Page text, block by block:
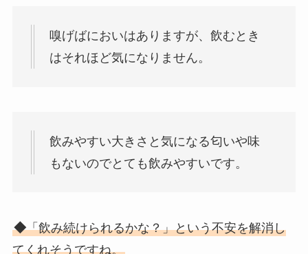
嗅げばにおいはありますが、飲むとき
はそれほど気になりません。
飲みやすい大きさと気になる匂いや味
もないのでとても飲みやすいです。
◆「飲み続けられるかな？」という不安を解消し
てくれそうですね。